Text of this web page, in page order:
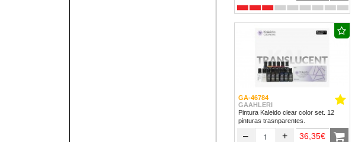
GA-46784
GAAHLERI
Pintura Kaleido clear color set. 12
pinturas trasnparentes.
– + 36,35€